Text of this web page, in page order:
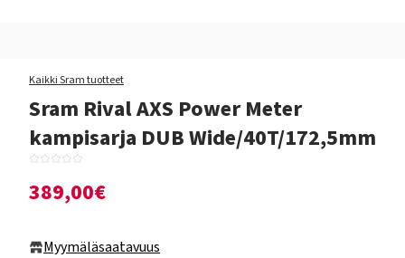
Kaikki Sram tuotteet
Sram Rival AXS Power Meter
kampisarja DUB Wide/40T/172,5mm
389,00€
Myymäläsaatavuus